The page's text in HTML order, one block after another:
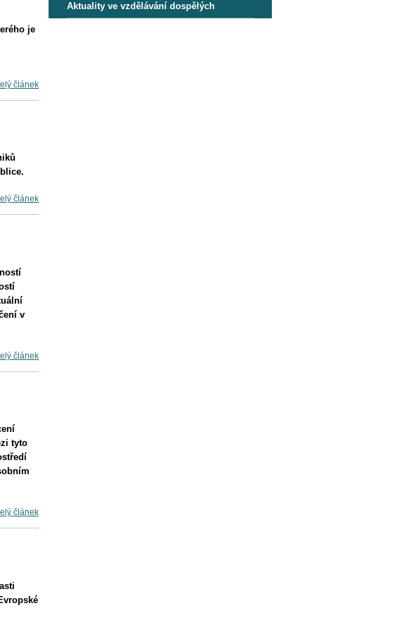
je
článek
článek
v
článek
tyto
článek
Aktuality ve vzdělávání dospělých